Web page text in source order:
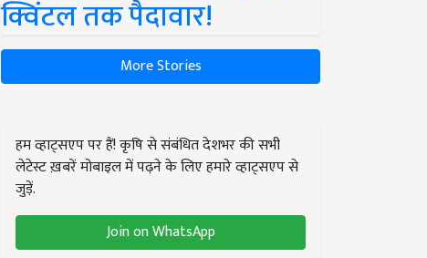
क्विंटल तक पैदावार!
More Stories
हम व्हाट्सएप पर हैं! कृषि से संबंधित देशभर की सभी
लेटेस्ट ख़बरें मोबाइल में पढ़ने के लिए हमारे व्हाट्सएप से
जुड़ें.
Join on WhatsApp